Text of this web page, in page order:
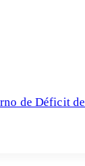
de Déficit